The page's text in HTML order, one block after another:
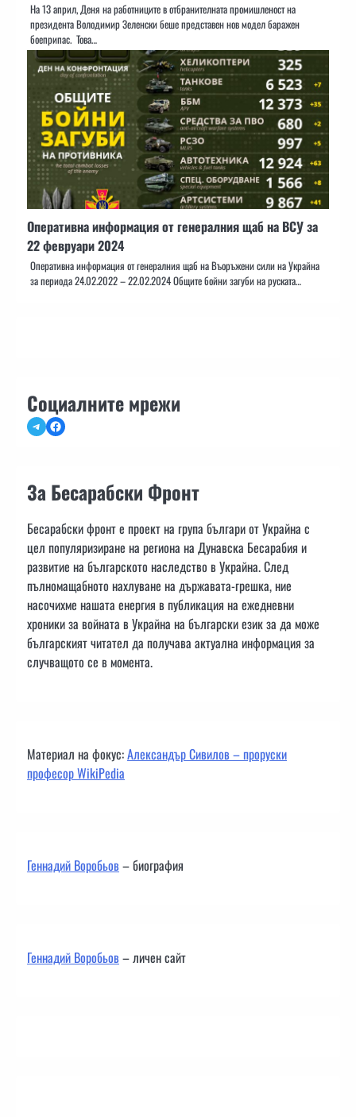
На 13 април, Деня на работниците в отбранителната промишленост на
президента Володимир Зеленски беше представен нов модел баражен
боеприпас. Това…
Оперативна информация от генералния щаб на ВСУ за
22 февруари 2024
Оперативна информация от генералния щаб на Въоръжени сили на Украйна
за периода 24.02.2022 – 22.02.2024 Общите бойни загуби на руската…
Социалните мрежи
TelegramFacebook
За Бесарабски Фронт
Бесарабски фронт е проект на група българи от Украйна с
цел популяризиране на региона на Дунавска Бесарабия и
развитие на българското наследство в Украйна. След
пълномащабното нахлуване на държавата-грешка, ние
насочихме нашата енергия в публикация на ежедневни
хроники за войната в Украйна на български език за да може
българският читател да получава актуална информация за
случващото се в момента.
Материал на фокус:Александър Сивилов – проруски
професор WikiPedia
Геннадий Воробьов– биография
Геннадий Воробьов– личен сайт